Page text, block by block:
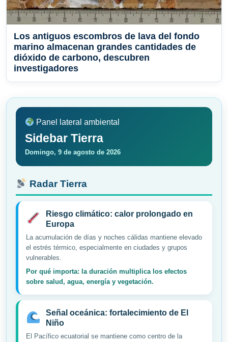
Los antiguos escombros de lava del fondo
marino almacenan grandes cantidades de
dióxido de carbono, descubren
investigadores
Panel lateral ambiental
Sidebar Tierra
Domingo, 9 de agosto de 2026
Radar Tierra
Riesgo climático: calor prolongado en
Europa
La acumulación de días y noches cálidas mantiene elevado
el estrés térmico, especialmente en ciudades y grupos
vulnerables.
Por qué importa: la duración multiplica los efectos
sobre salud, agua, energía y vegetación.
Señal oceánica: fortalecimiento de El
Niño
El Pacífico ecuatorial se mantiene como centro de la